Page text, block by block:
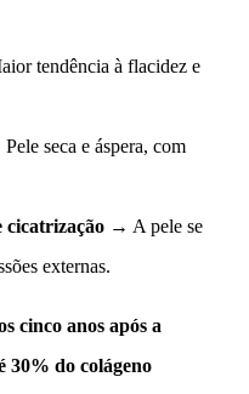
tendência à flacidez e
seca e áspera, com
cicatrização → A pele se
externas.
cinco anos após a
30% do colágeno